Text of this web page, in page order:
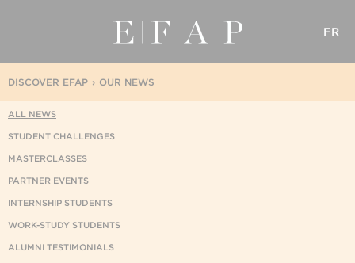
FR
OUR NEWS
DISCOVER EFAP
ALL NEWS
STUDENT CHALLENGES
MASTERCLASSES
PARTNER EVENTS
INTERNSHIP STUDENTS
WORK-STUDY STUDENTS
ALUMNI TESTIMONIALS